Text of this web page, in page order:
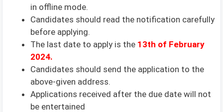
in offline mode.
Candidates should read the notification carefully
before applying.
The last date to apply is the 13th of February
2024.
Candidates should send the application to the
above-given address.
Applications received after the due date will not
be entertained